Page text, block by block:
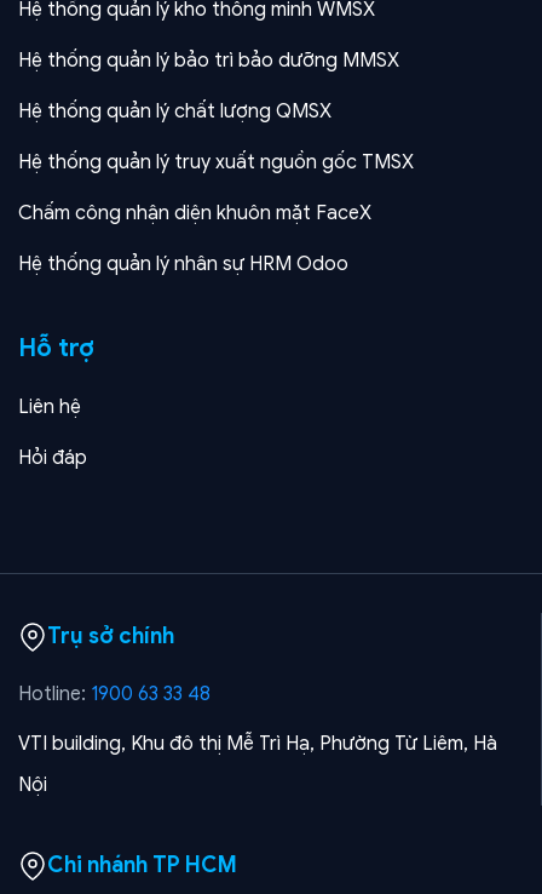
Hệ thống quản lý kho thông minh WMSX
Hệ thống quản lý bảo trì bảo dưỡng MMSX
Hệ thống quản lý chất lượng QMSX
Hệ thống quản lý truy xuất nguồn gốc TMSX
Chấm công nhận diện khuôn mặt FaceX
Hệ thống quản lý nhân sự HRM Odoo
Hỗ trợ
Liên hệ
Hỏi đáp
Trụ sở chính
Hotline: 1900 63 33 48
VTI building, Khu đô thị Mễ Trì Hạ, Phường Từ Liêm, Hà
Nội
Chi nhánh TP HCM